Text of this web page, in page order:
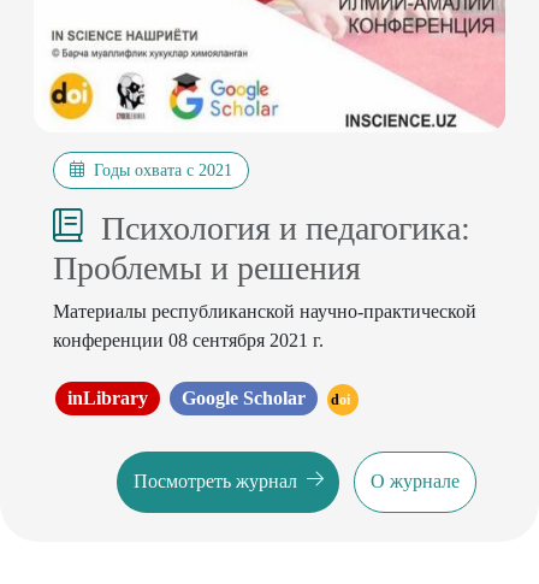
Годы охвата с 2021
Психология и педагогика:
Проблемы и решения
Материалы республиканской научно-практической
конференции 08 сентября 2021 г.
inLibrary Google Scholar doi
Посмотреть журнал О журнале